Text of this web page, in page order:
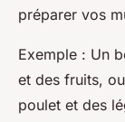
préparer vos
Exemple : Un
et des fruits,
poulet et des